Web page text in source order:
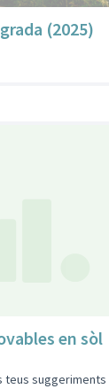
(2025)
en sòl
teus suggeriments